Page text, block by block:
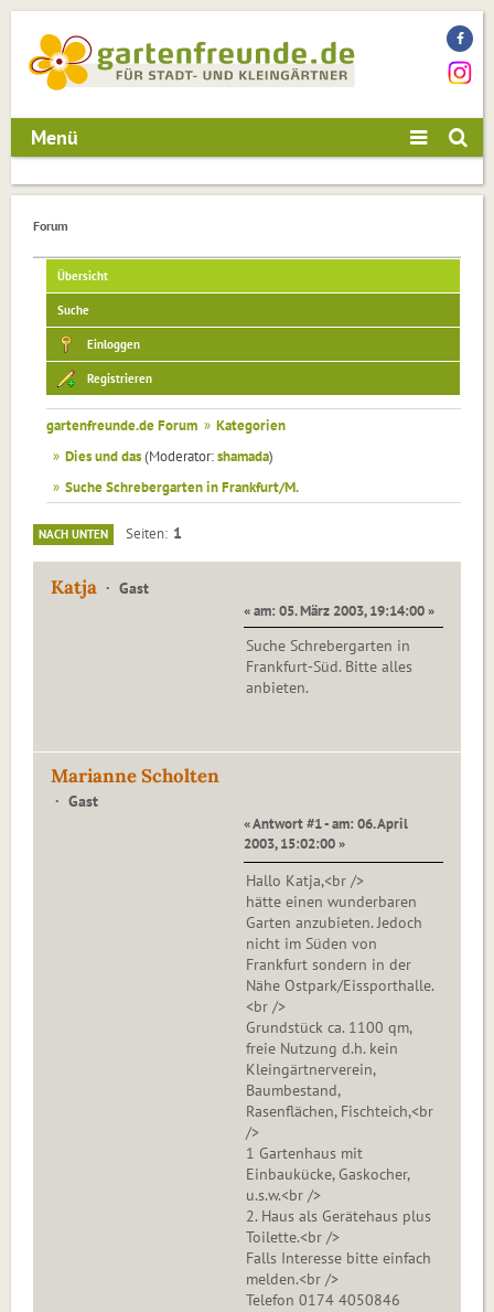
Menü
Forum
Übersicht
Suche
Einloggen
Registrieren
gartenfreunde.de Forum » Kategorien
» Dies und das(Moderator:shamada)
» Suche Schrebergarten in Frankfurt/M.
NACH UNTEN Seiten 1
Katja Gast
« am: 05. März 2003, 19:14:00 »
Suche Schrebergarten in
Frankfurt-Süd. Bitte alles
anbieten.
Marianne Scholten
Gast
« Antwort #1 - am: 06. April
2003, 15:02:00 »
Hallo Katja,<br />
hätte einen wunderbaren
Garten anzubieten. Jedoch
nicht im Süden von
Frankfurt sondern in der
Nähe Ostpark/Eissporthalle.
<br />
Grundstück ca. 1100 qm,
freie Nutzung d.h. kein
Kleingärtnerverein,
Baumbestand,
Rasenflächen, Fischteich,<br
/>
1 Gartenhaus mit
Einbaukücke, Gaskocher,
u.s.w.<br />
2. Haus als Gerätehaus plus
Toilette.<br />
Falls Interesse bitte einfach
melden.<br />
Telefon 0174 4050846